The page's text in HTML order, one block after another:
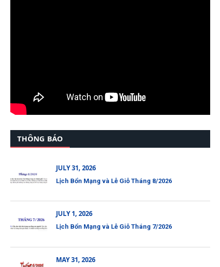
THÔNG BÁO
JULY 31, 2026
Lịch Bổn Mạng và Lễ Giỗ Tháng 8/2026
JULY 1, 2026
Lịch Bổn Mạng và Lễ Giỗ Tháng 7/2026
MAY 31, 2026